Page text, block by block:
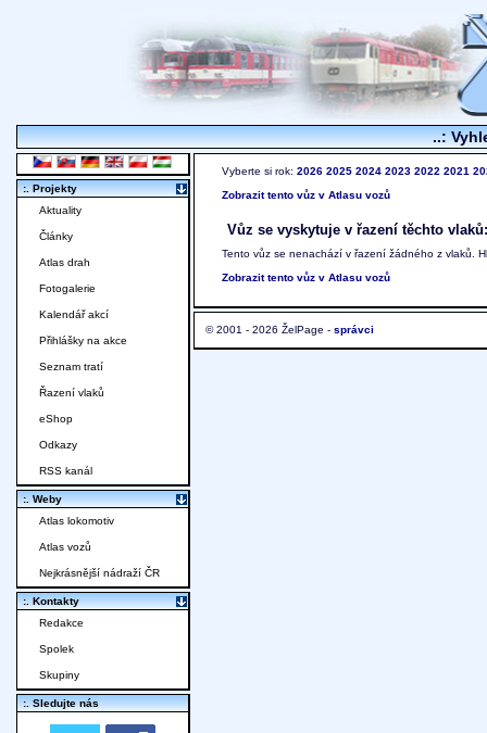
..:
Vyberte si rok: 2026 2025 2024 2023 2022 2021
Zobrazit tento vůz v Atlasu vozů
Vůz se vyskytuje v řazení těchto vlaků:
Tento vůz se nenachází v řazení žádného z vlaků.
Zobrazit tento vůz v Atlasu vozů
© 2001 - 2026 ŽelPage - správci
:. Projekty
Aktuality
Články
Atlas drah
Fotogalerie
Kalendář akcí
Přihlášky na akce
Seznam tratí
Řazení vlaků
eShop
Odkazy
RSS kanál
:. Weby
Atlas lokomotiv
Atlas vozů
Nejkrásnější nádraží ČR
:. Kontakty
Redakce
Spolek
Skupiny
:. Sledujte nás